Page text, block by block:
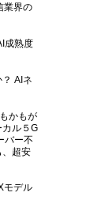
業界の
成熟度
AIネ
かもが
ル５G
バー不
、超安
モデル